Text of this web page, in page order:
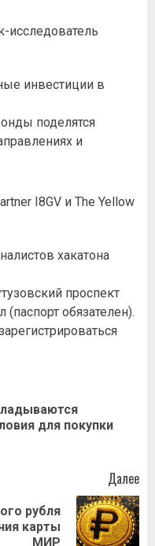
исследователь
инвестиции в
поделятся
и
I8GV и The Yellow
хакатона
проспект
обязателен).
для покупки
Далее
рубля
карты
МИР